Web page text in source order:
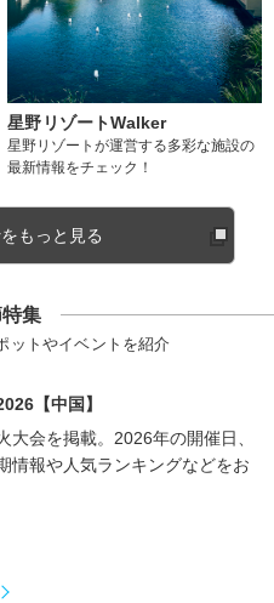
星野リゾートWalker
星野リゾートが運営する多彩な施設の
最新情報をチェック！
もっと見る
集
ットやイベントを紹介
【中国】
大会を掲載。2026年の開催日、
情報や人気ランキングなどをお